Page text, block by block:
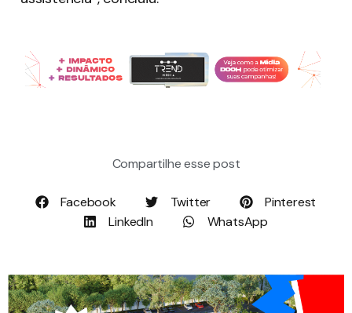
Compartilhe esse post
Facebook Twitter
Pinterest
LinkedIn
WhatsApp